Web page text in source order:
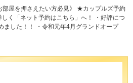
部屋を押さえたい方必見》 ★カップルズ予約
く「ネット予約はこちら」へ！ ・好評につ
ました！！ ・令和元年4月グランドオープ